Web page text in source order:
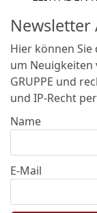
Hier können Sie
um Neuigkeiten
GRUPPE und
und IP-Recht
Name
E-Mail